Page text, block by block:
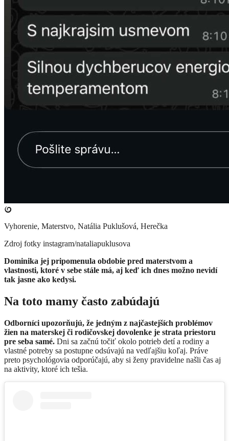
Vyhorenie, Materstvo, Natália Puklušová, Herečka
Zdroj fotky instagram/nataliapuklusova
Dominika jej pripomenula obdobie pred materstvom a
vlastnosti, ktoré v sebe stále má, aj keď ich dnes možno nevidí
tak jasne ako kedysi.
Na toto mamy často zabúdajú
Odborníci upozorňujú, že jedným z najčastejších problémov
žien na materskej či rodičovskej dovolenke je strata priestoru
pre seba samé. Dni sa začnú točiť okolo potrieb detí a rodiny a
vlastné potreby sa postupne odsúvajú na vedľajšiu koľaj. Práve
preto psychológovia odporúčajú, aby si ženy pravidelne našli čas aj
na aktivity, ktoré ich tešia.